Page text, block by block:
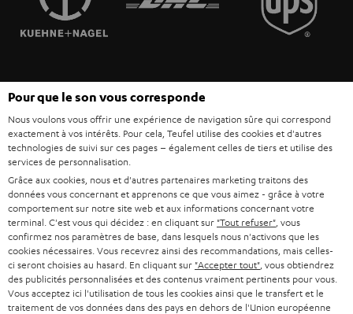
ULTIMA
FANSHOP
NOUVEAUTÉS
MANAGEMENT
VALEURS
ACCESSIBILITÉ
POLOGNE
ITALIE
USA
AUTRES PAYS
erreurs. Les accessoires figurant sur l’image ne font pas partie du contenu de
livraison. D’éventuels frais d’élimination des batteries sont inclus dans le prix.
©2026 Lautsprecher Teufel GmbH - Tous droits réservés.
Mentions légales
Politique de confidentialité
Paramètres de confidentialité
EU Data Act renoncer au contrat ici
Pour que le son vous corresponde
Nous voulons vous offrir une expérience de navigation sûre qui correspond
exactement à vos intérêts. Pour cela, Teufel utilise des cookies et d'autres
technologies de suivi sur ces pages – également celles de tiers et utilise des
services de personnalisation.
Grâce aux cookies, nous et d'autres partenaires marketing traitons des
données vous concernant et apprenons ce que vous aimez - grâce à votre
comportement sur notre site web et aux informations concernant votre
terminal. C'est vous qui décidez : en cliquant sur "Tout refuser" , vous
confirmez nos paramètres de base, dans lesquels nous n'activons que les
cookies nécessaires. Vous recevrez ainsi des recommandations, mais celles-
ci seront choisies au hasard. En cliquant sur "Accepter tout" , vous obtiendrez
des publicités personnalisées et des contenus vraiment pertinents pour vous.
Vous acceptez ici l'utilisation de tous les cookies ainsi que le transfert et le
traitement de vos données dans des pays en dehors de l'Union européenne